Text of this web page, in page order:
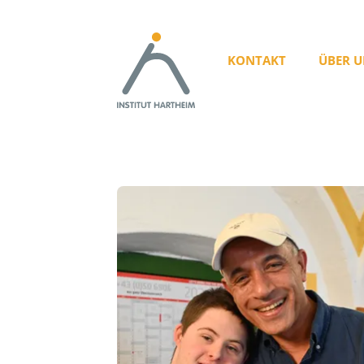
KONTAKT ÜBER